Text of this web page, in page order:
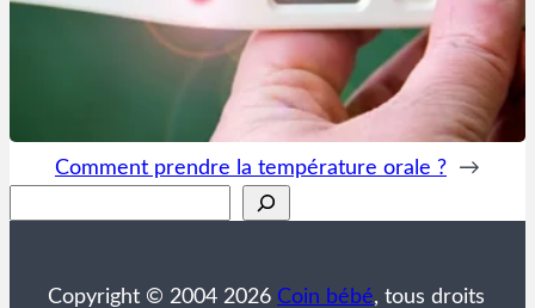
Comment prendre la température orale ?
→
Copyright © 2004 2026 Coin bébé, tous droits